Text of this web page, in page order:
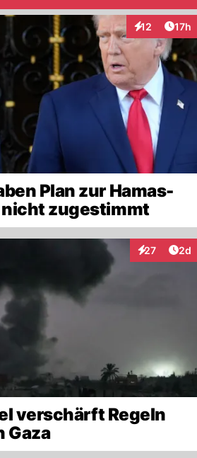
12
Interaktionen
17h
Plan zur Hamas-
zugestimmt
27
Interaktionen
2d
verschärft Regeln
Gaza